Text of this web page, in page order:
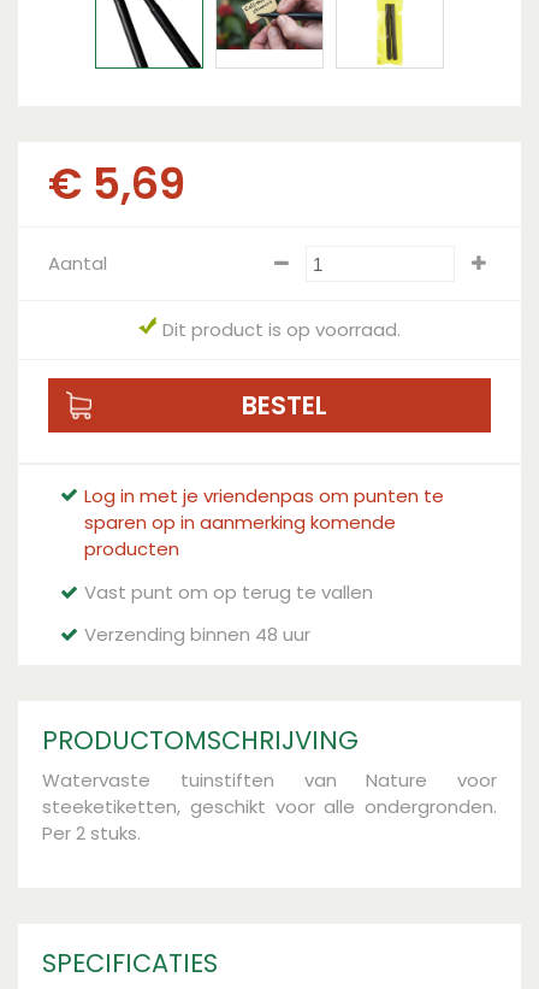
€ 5,69
Aantal
Dit product is op voorraad.
Log in met je vriendenpas om punten te
sparen op in aanmerking komende
producten
Vast punt om op terug te vallen
Verzending binnen 48 uur
PRODUCTOMSCHRIJVING
Watervaste tuinstiften van Nature voor
steeketiketten, geschikt voor alle ondergronden.
Per 2 stuks.
SPECIFICATIES